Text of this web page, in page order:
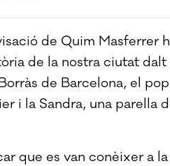
de Quim Masferrer
de la nostra ciutat
de Barcelona, el
i la Sandra, una parella
que es van conèixer a